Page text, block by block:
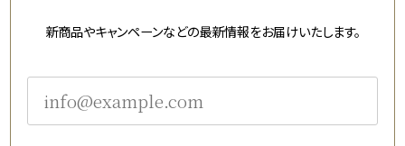
新商品やキャンペーンなどの最新情報をお届けいたします。